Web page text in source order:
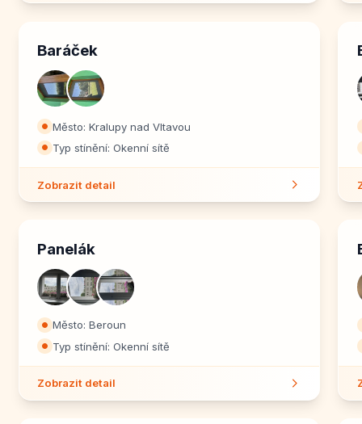
Baráček
⏺ Město: Kralupy nad Vltavou
⏺ Typ stínění: Okenní sítě
Zobrazit detail
Panelák
⏺ Město: Beroun
⏺ Typ stínění: Okenní sítě
Zobrazit detail